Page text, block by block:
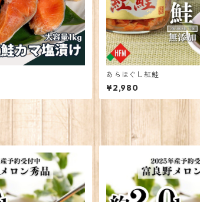
あらほぐし紅鮭
¥2,980